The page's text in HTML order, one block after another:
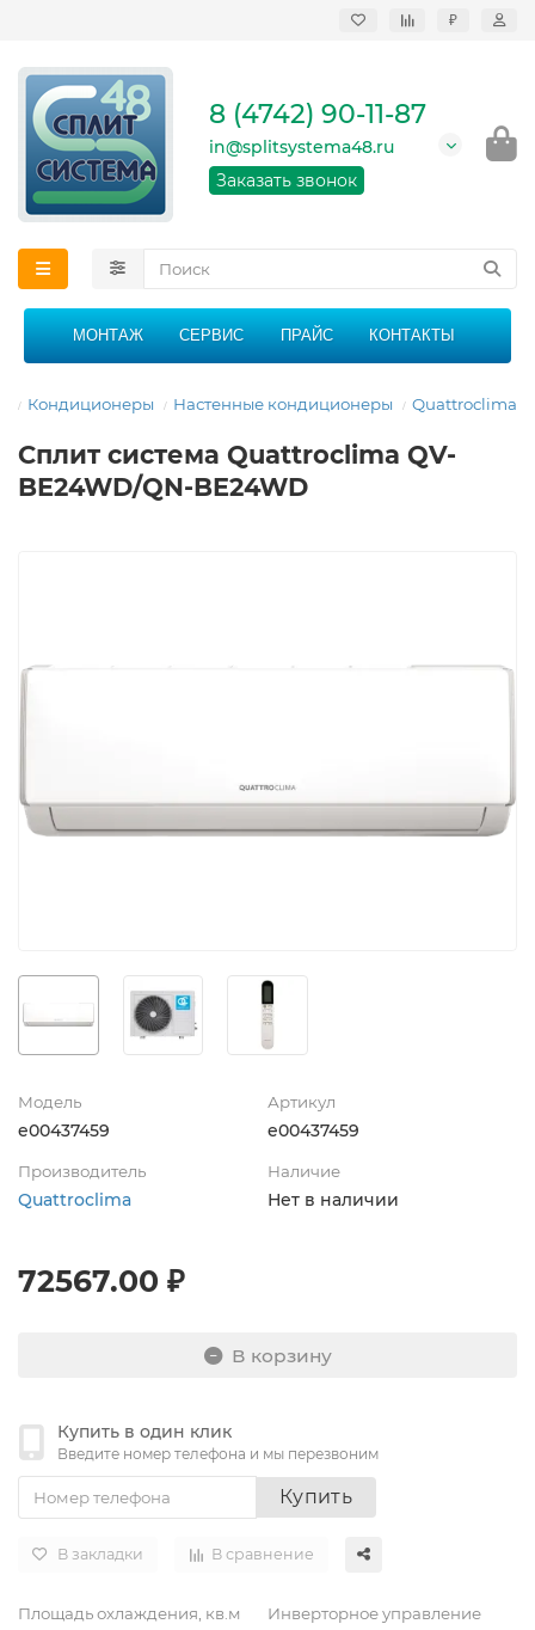
₽
кондиционеров в
области
График работы: 9:00 -
21:00 без перерыва и
8 (4742) 90-11-87
in@splitsystema48.ru
Заказать звонок
МОНТАЖ СЕРВИС ПРАЙС КОНТАКТЫ
Кондиционеры Настенные кондиционеры Quattroclima
Сплит система Quattroclima QV-
BE24WD/QN-BE24WD
Модель
e00437459
Артикул
e00437459
Производитель
Quattroclima
Наличие
Нет в наличии
72567.00 ₽
В корзину
Купить в один клик
Введите номер телефона и мы перезвоним
Купить
В закладки В сравнение
Площадь охлаждения, кв.м Инверторное управление